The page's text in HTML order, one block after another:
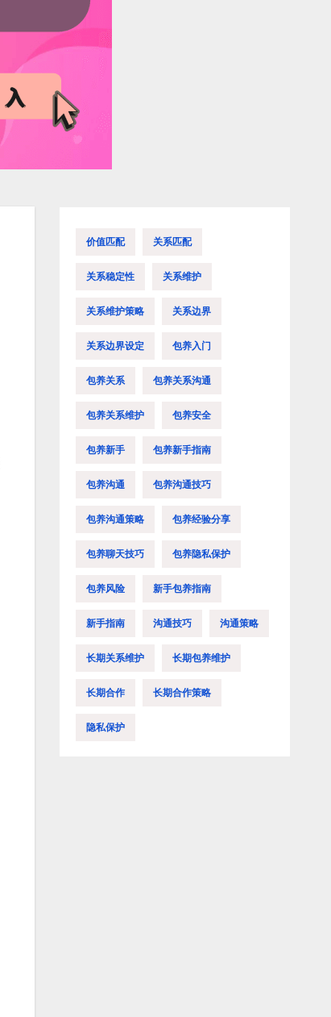
价值匹配 关系匹配
关系稳定性 关系维护
关系维护策略 关系边界
关系边界设定 包养入门
包养关系 包养关系沟通
包养关系维护 包养安全
包养新手 包养新手指南
包养沟通 包养沟通技巧
包养沟通策略 包养经验分享
包养聊天技巧 包养隐私保护
包养风险 新手包养指南
新手指南 沟通技巧 沟通策略
长期关系维护 长期包养维护
长期合作 长期合作策略
隐私保护